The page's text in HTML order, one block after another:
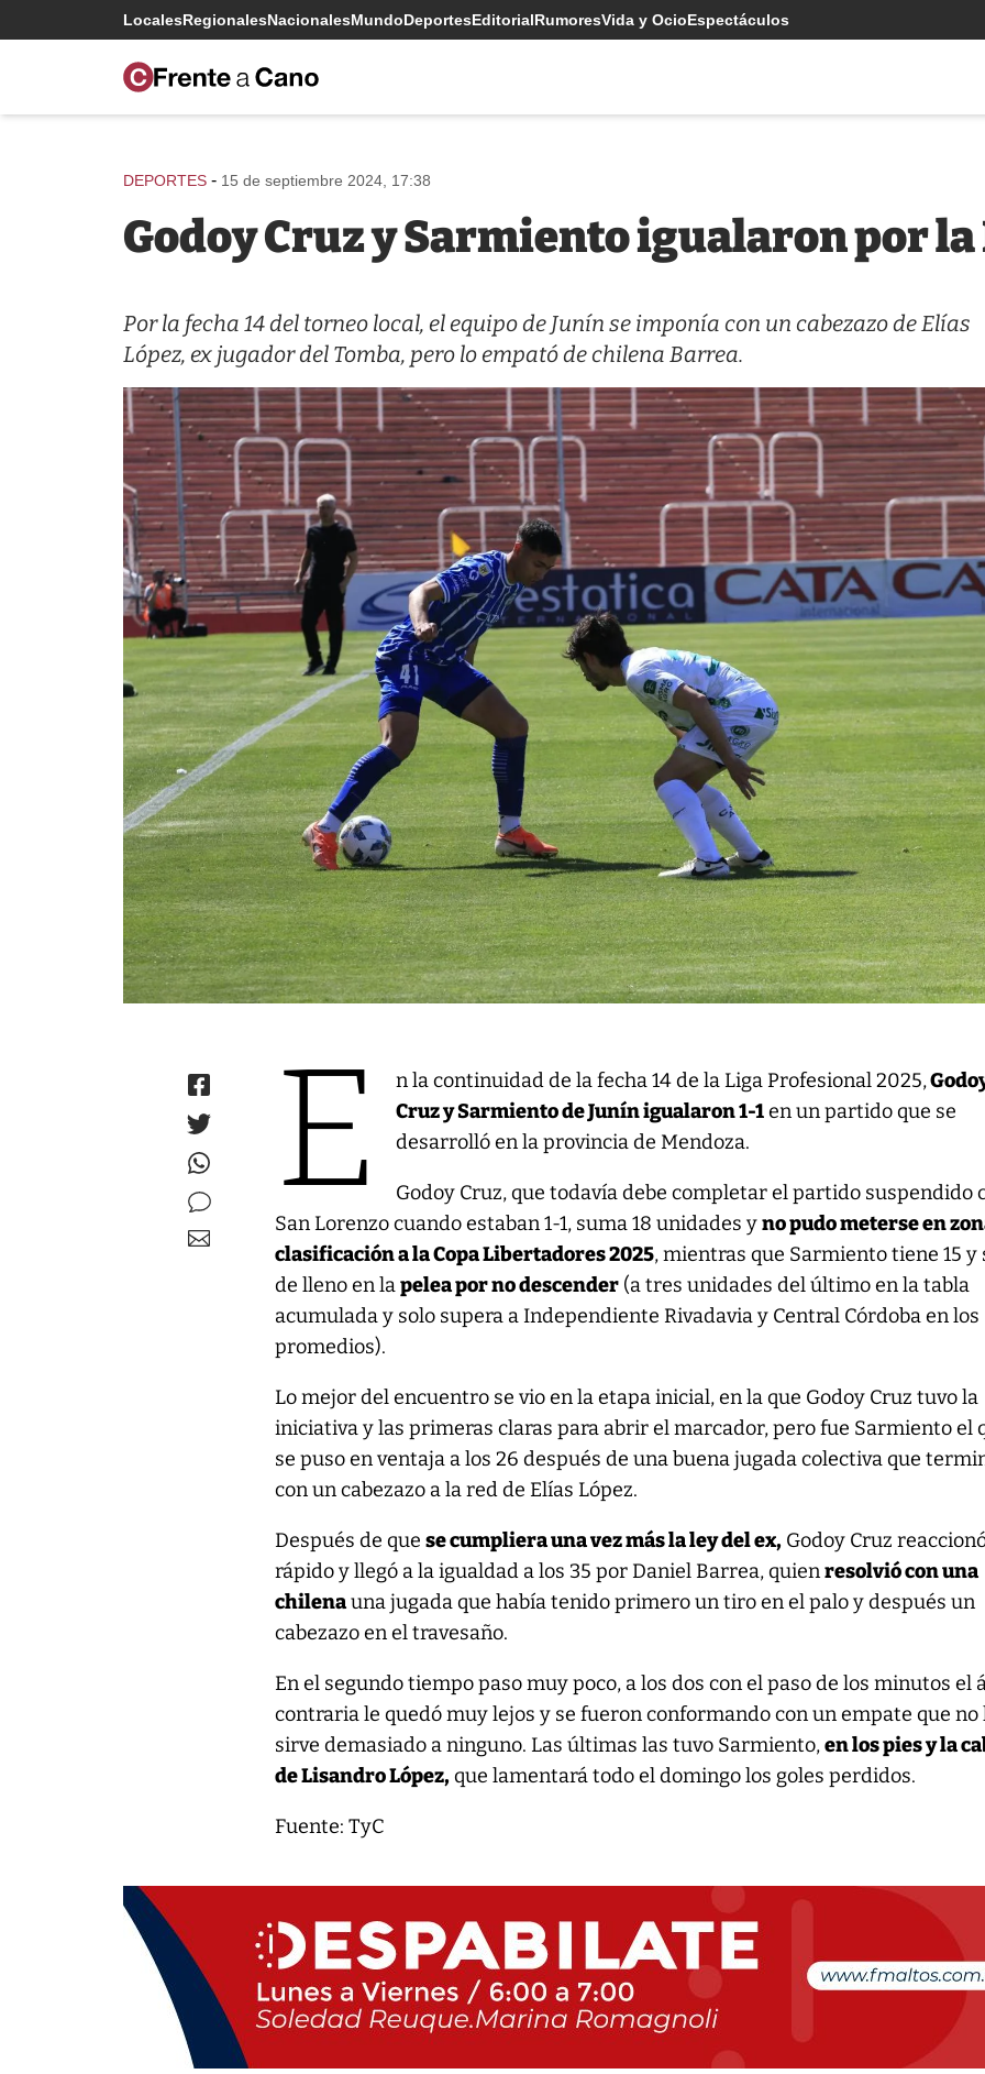
LocalesRegionalesNacionalesMundoDeportesEditorialRumoresVida y OcioEspectáculos
DEPORTES - 15 de septiembre 2024, 17:38
Godoy Cruz y Sarmiento igualaron por
Por la fecha 14 del torneo local, el equipo de Junín se imponía con un cabezazo de Elías
López, ex jugador del Tomba, pero lo empató de chilena Barrea.
E n la continuidad de la fecha 14 de la Liga Profesional 2025,
Cruz y Sarmiento de Junín igualaron 1-1en un partido que se
desarrolló en la provincia de Mendoza.
Godoy Cruz, que todavía debe completar el partido suspendido
San Lorenzo cuando estaban 1-1, suma 18 unidades yno pudo meterse en
clasificación a la Copa Libertadores 2025, mientras que Sarmiento tiene 15 y
de lleno en lapelea por no descender (a tres unidades del último en la tabla
acumulada y solo supera a Independiente Rivadavia y Central Córdoba en los
promedios).
Lo mejor del encuentro se vio en la etapa inicial, en la que Godoy Cruz tuvo la
iniciativa y las primeras claras para abrir el marcador, pero fue Sarmiento el
se puso en ventaja a los 26 después de una buena jugada colectiva que
con un cabezazo a la red de Elías López.
Después de quese cumpliera una vez más la ley del ex, Godoy Cruz
rápido y llegó a la igualdad a los 35 por Daniel Barrea, quienresolvió con una
chilenauna jugada que había tenido primero un tiro en el palo y después un
cabezazo en el travesaño.
En el segundo tiempo paso muy poco, a los dos con el paso de los minutos el
contraria le quedó muy lejos y se fueron conformando con un empate que no
sirve demasiado a ninguno. Las últimas las tuvo Sarmiento,en los pies y la
de Lisandro López,que lamentará todo el domingo los goles perdidos.
Fuente: TyC